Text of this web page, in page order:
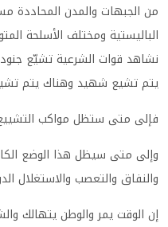
من الجبهات والمدن المحاددة
الباليستية ومختلف الأسلحة
نشاهد قوات الشرعية تشيّع
يتم تشيع شهيد وهناك يتم
فإلى متى ستظل مواكب
وإلى متى سيظل هذا الوضع
والنفاق والتعصب والاستغلال
إن الوقت يمر والوطن يتهالك